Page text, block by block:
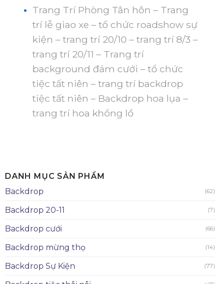
Trang Trí Phòng Tân hôn – Trang
trí lễ giao xe – tổ chức roadshow sự
kiện – trang trí 20/10 – trang trí 8/3 –
trang trí 20/11 – Trang trí
background đám cưới – tổ chức
tiệc tất niên – trang trí backdrop
tiệc tất niên – Backdrop hoa lụa –
trang trí hoa khổng lồ
DANH MỤC SẢN PHẨM
Backdrop
(62)
Backdrop 20-11 (7)
Backdrop cưới (66)
Backdrop mừng thọ (14)
Backdrop Sự Kiện (77)